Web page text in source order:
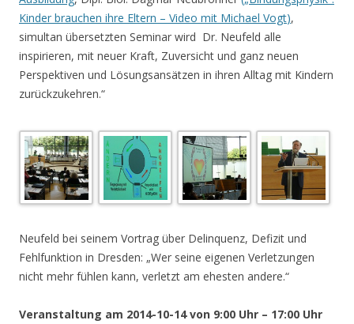
Kinder brauchen ihre Eltern – Video mit Michael Vogt),
simultan übersetzten Seminar wird Dr. Neufeld alle
inspirieren, mit neuer Kraft, Zuversicht und ganz neuen
Perspektiven und Lösungsansätzen in ihren Alltag mit Kindern
zurückzukehren.“
Neufeld bei seinem Vortrag über Delinquenz, Defizit und
Fehlfunktion in Dresden: „Wer seine eigenen Verletzungen
nicht mehr fühlen kann, verletzt am ehesten andere.“
Veranstaltung am 2014-10-14 von 9:00 Uhr – 17:00 Uhr